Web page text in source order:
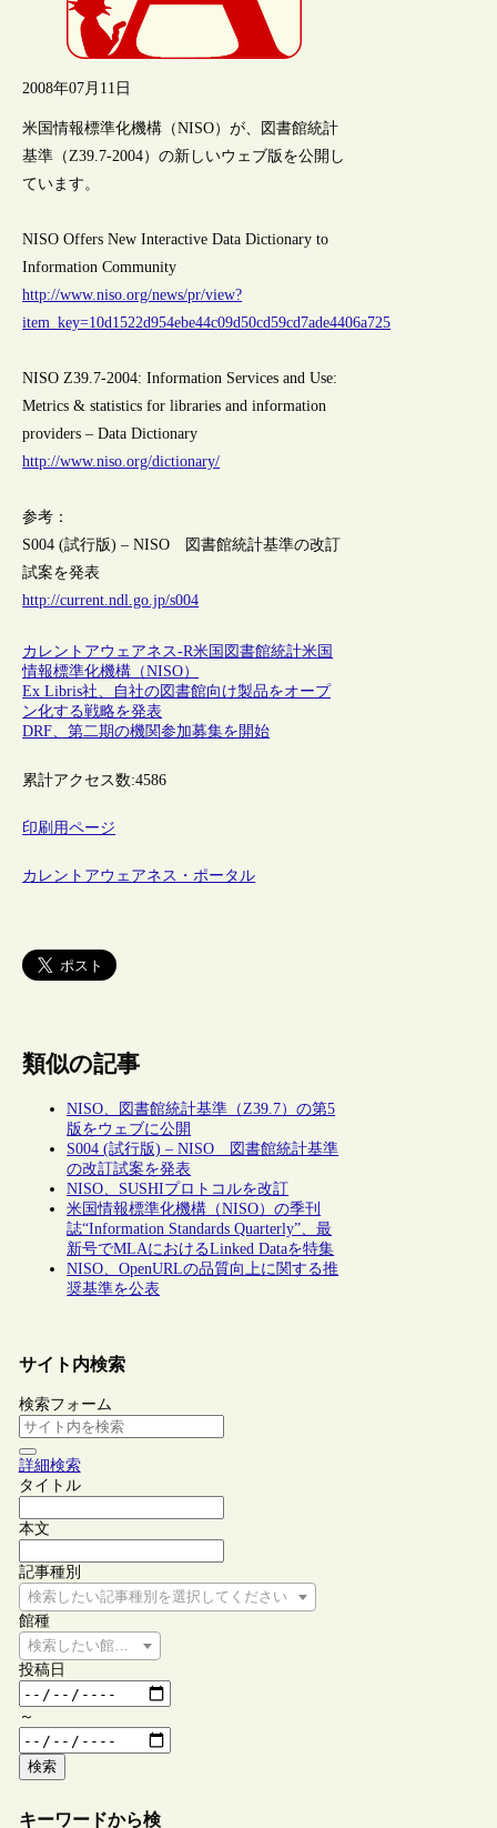
2008年07月11日
米国情報標準化機構（NISO）が、図書館統計
基準（Z39.7-2004）の新しいウェブ版を公開し
ています。
NISO Offers New Interactive Data Dictionary to
Information Community
http://www.niso.org/news/pr/view?
item_key=10d1522d954ebe44c09d50cd59cd7ade4406a725
NISO Z39.7-2004: Information Services and Use:
Metrics & statistics for libraries and information
providers – Data Dictionary
http://www.niso.org/dictionary/
参考：
S004 (試行版) – NISO 図書館統計基準の改訂
試案を発表
http://current.ndl.go.jp/s004
カレントアウェアネス-R米国 図書館統計米国
情報標準化機構（NISO）
Ex Libris社、自社の図書館向け製品をオープ
ン化する戦略を発表
DRF、第二期の機関参加募集を開始
累計アクセス数:4586
印刷用ページ
カレントアウェアネス・ポータル
類似の記事
NISO、図書館統計基準（Z39.7）の第5
版をウェブに公開
S004 (試行版) – NISO 図書館統計基準
の改訂試案を発表
NISO、SUSHIプロトコルを改訂
米国情報標準化機構（NISO）の季刊
誌“Information Standards Quarterly”、最
新号でMLAにおけるLinked Dataを特集
NISO、OpenURLの品質向上に関する推
奨基準を公表
サイト内検索
検索フォーム
詳細検索
タイトル
本文
記事種別
検索したい記事種別を選択してください
館種
検索したい館種を選択してください
投稿日
～
検索
キーワードから検